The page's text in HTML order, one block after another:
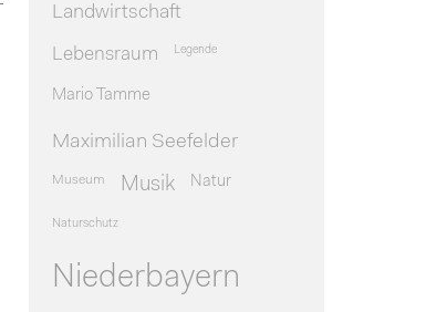
Landwirtschaft
Lebensraum Legende
Mario Tamme
Maximilian Seefelder
Museum Musik Natur
Naturschutz
Niederbayern